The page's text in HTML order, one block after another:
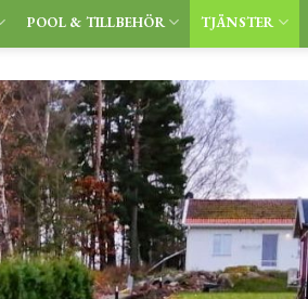
POOL & TILLBEHÖR TJÄNSTER